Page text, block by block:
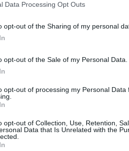
Data Processing Opt Outs
opt-out of the Sharing of my personal
opt-out of the Sale of my Personal Data.
opt-out of processing my Personal Data
opt-out of Collection, Use, Retention,
Data that Is Unrelated with the
πολέμου με
«θα
την
μέλλον, και ζητούν
αναφέρει η
του Ευρωπαϊκού